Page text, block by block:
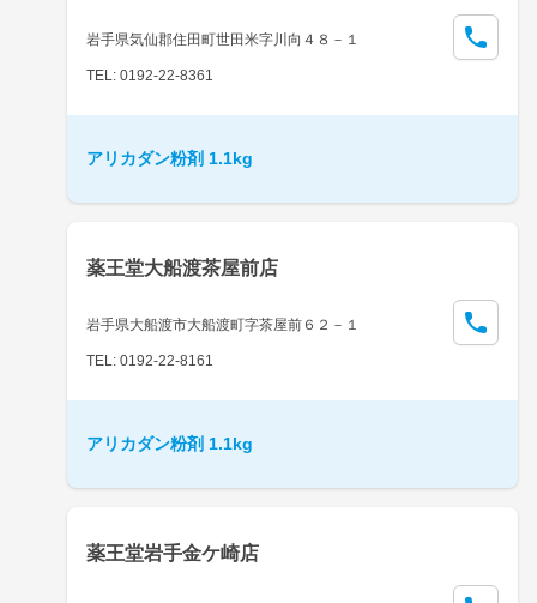
岩手県気仙郡住田町世田米字川向４８－１
TEL: 0192-22-8361
アリカダン粉剤 1.1kg
薬王堂大船渡茶屋前店
岩手県大船渡市大船渡町字茶屋前６２－１
TEL: 0192-22-8161
アリカダン粉剤 1.1kg
薬王堂岩手金ケ崎店